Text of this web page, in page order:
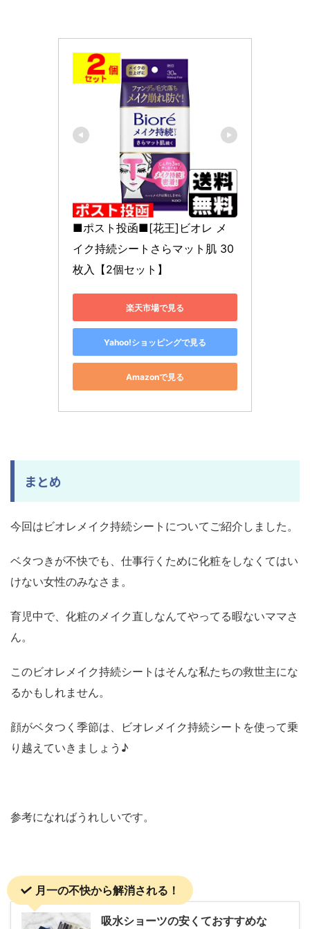
■ポスト投函■[花王]ビオレ メ
イク持続シートさらマット肌 30
枚入【2個セット】
楽天市場で見る
Yahoo!ショッピングで見る
Amazonで見る
まとめ
今回はビオレメイク持続シートについてご紹介しました。
ベタつきが不快でも、仕事行くために化粧をしなくてはい
けない女性のみなさま。
育児中で、化粧のメイク直しなんてやってる暇ないママさ
ん。
このビオレメイク持続シートはそんな私たちの救世主にな
るかもしれません。
顔がベタつく季節は、ビオレメイク持続シートを使って乗
り越えていきましょう♪
参考になればうれしいです。
月一の不快から解消される！
吸水ショーツの安くておすすめな